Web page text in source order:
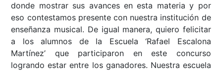
donde mostrar sus avances en esta materia y por
eso contestamos presente con nuestra institución de
enseñanza musical. De igual manera, quiero felicitar
a los alumnos de la Escuela ‘Rafael Escalona
Martínez’ que participaron en este concurso
logrando estar entre los ganadores. Nuestra escuela